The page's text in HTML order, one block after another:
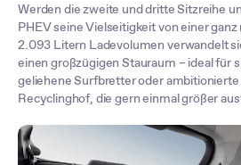
Werden die zweite und dritte Sitzreihe
PHEV seine Vielseitigkeit von einer
2.093 Litern Ladevolumen verwandelt
einen großzügigen Stauraum – ideal für
geliehene Surfbretter oder
Recyclinghof, die gern einmal größer